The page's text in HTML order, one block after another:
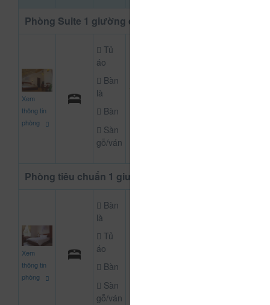
Phòng Suite 1 giường đôi
Xem
thông tin
phòng
Tủ
áo
Bàn
là
Bàn
Sàn
gỗ/ván
1.500.000
Phòng tiêu chuẩn 1 giường đôi
Xem
thông tin
phòng
Bàn
là
Tủ
áo
Bàn
Sàn
gỗ/ván